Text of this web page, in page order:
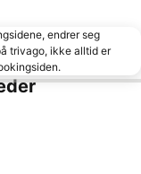
endrer seg
trivago, ikke alltid er